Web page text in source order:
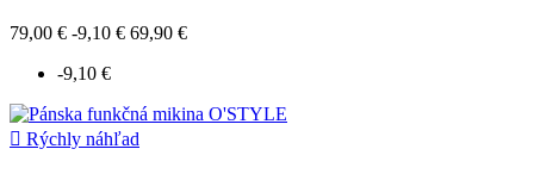
79,00 € -9,10 € 69,90 €
-9,10 €
 Rýchly náhľad